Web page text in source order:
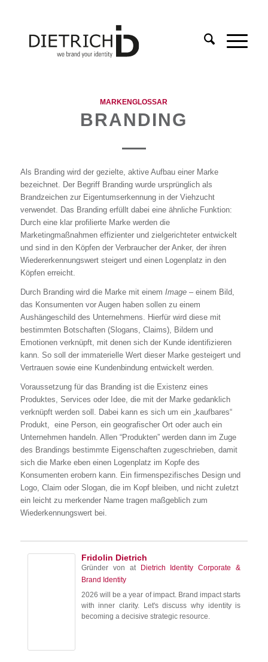
MARKENGLOSSAR
BRANDING
Als Branding wird der gezielte, aktive Aufbau einer Marke
bezeichnet. Der Begriff Branding wurde ursprünglich als
Brandzeichen zur Eigentumserkennung in der Viehzucht
verwendet. Das Branding erfüllt dabei eine ähnliche Funktion:
Durch eine klar profilierte Marke werden die
Marketingmaßnahmen effizienter und zielgerichteter entwickelt
und sind in den Köpfen der Verbraucher der Anker, der ihren
Wiedererkennungswert steigert und einen Logenplatz in den
Köpfen erreicht.
Durch Branding wird die Marke mit einem Image– einem Bild,
das Konsumenten vor Augen haben sollen zu einem
Aushängeschild des Unternehmens. Hierfür wird diese mit
bestimmten Botschaften (Slogans, Claims), Bildern und
Emotionen verknüpft, mit denen sich der Kunde identifizieren
kann. So soll der immaterielle Wert dieser Marke gesteigert und
Vertrauen sowie eine Kundenbindung entwickelt werden.
Voraussetzung für das Branding ist die Existenz eines
Produktes, Services oder Idee, die mit der Marke gedanklich
verknüpft werden soll. Dabei kann es sich um ein „kaufbares“
Produkt, eine Person, ein geografischer Ort oder auch ein
Unternehmen handeln. Allen “Produkten” werden dann im Zuge
des Brandings bestimmte Eigenschaften zugeschrieben, damit
sich die Marke eben einen Logenplatz im Kopfe des
Konsumenten erobern kann. Ein firmenspezifisches Design und
Logo, Claim oder Slogan, die im Kopf bleiben, und nicht zuletzt
ein leicht zu merkender Name tragen maßgeblich zum
Wiederkennungswert bei.
Fridolin Dietrich
Gründer von at
Dietrich Identity Corporate &
Brand Identity
2026 will be a year of impact. Brand impact starts
with inner clarity. Let's discuss why identity is
becoming a decisive strategic resource.